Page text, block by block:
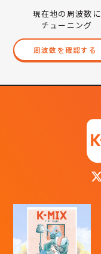
現在地の周波数に
チューニング
周波数を確認する